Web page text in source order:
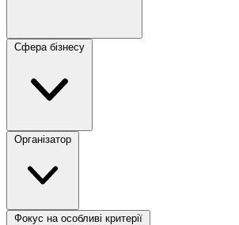
Сфера бізнесу
Організатор
Фокус на особливі критерії